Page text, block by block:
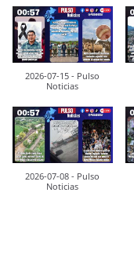
2026-07-15 - Pulso
Noticias
2026-07-08 - Pulso
Noticias